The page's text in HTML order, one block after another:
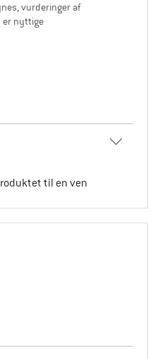
vurderinger af
er nyttige
til en ven